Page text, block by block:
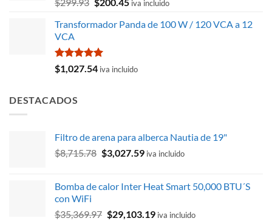
con
de 5
original
$299.93.
actual
iva incluido
Transformador Panda de 100 W / 120 VCA a 12
VCA
Valorado
con
$1,027.54 iva incluido
DESTACADOS
Filtro de arena para alberca Nautia de 19"
$8,715.78 El
era:
$3,027.59El
es:
iva incluido
Bomba de calor Inter Heat Smart 50,000 BTU´S
con WiFi
$35,369.97 El
$29,103.19Eliva incluido